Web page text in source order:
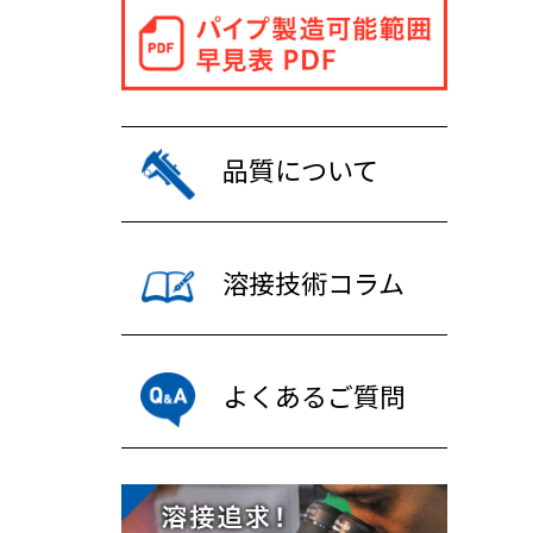
品質について
溶接技術コラム
よくあるご質問